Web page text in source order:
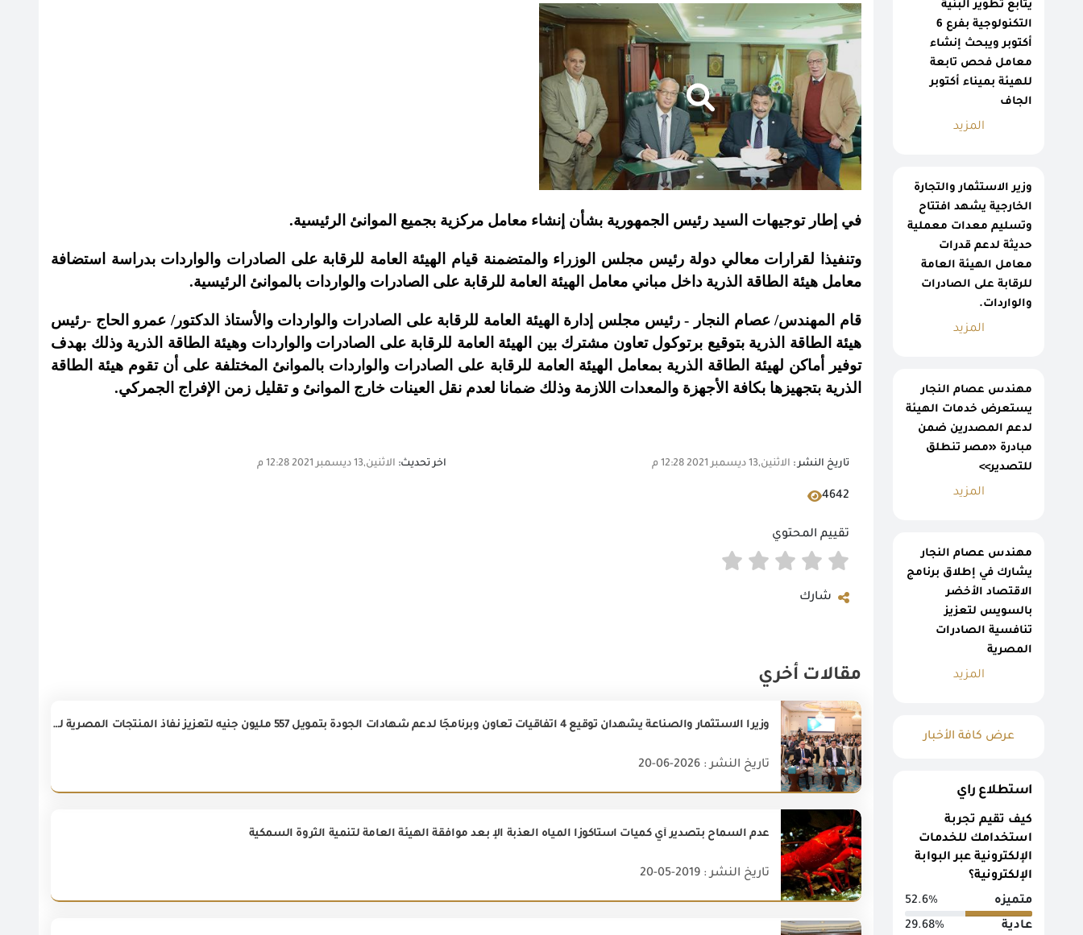
يتابع تطوير البنية
التكنولوجية بفرع 6
أكتوبر ويبحث إنشاء
معامل فحص تابعة
للهيئة بميناء أكتوبر
الجاف
المزيد
وزير الاستثمار والتجارة
الخارجية يشهد افتتاح
وتسليم معدات معملية
حديثة لدعم قدرات
معامل الهيئة العامة
للرقابة على الصادرات
والواردات.
المزيد
مهندس عصام النجار
يستعرض خدمات الهيئة
لدعم المصدرين ضمن
مبادرة «مصر تنطلق
للتصدير>>
المزيد
مهندس عصام النجار
يشارك في إطلاق برنامج
الاقتصاد الأخضر
بالسويس لتعزيز
تنافسية الصادرات
المصرية
المزيد
عرض كافة الأخبار
استطلاع راي
كيف تقيم تجربة
استخدامك للخدمات
الإلكترونية عبر البوابة
الإلكترونية؟
متميزه
52.6%
عادية
29.68%
في إطار توجيهات السيد رئيس الجمهورية بشأن إنشاء معامل مركزية بجميع الموانئ الرئيسية.
وتنفيذا لقرارات معالي دولة رئيس مجلس الوزراء والمتضمنة قيام الهيئة العامة للرقابة على الصادرات والواردات بدراسة استضافة
معامل هيئة الطاقة الذرية داخل مباني معامل الهيئة العامة للرقابة على الصادرات والواردات بالموانئ الرئيسية.
قام المهندس/ عصام النجار - رئيس مجلس إدارة الهيئة العامة للرقابة على الصادرات والواردات والأستاذ الدكتور/ عمرو الحاج -رئيس
هيئة الطاقة الذرية بتوقيع برتوكول تعاون مشترك بين الهيئة العامة للرقابة على الصادرات والواردات وهيئة الطاقة الذرية وذلك بهدف
توفير أماكن لهيئة الطاقة الذرية بمعامل الهيئة العامة للرقابة على الصادرات والواردات بالموانئ المختلفة على أن تقوم هيئة الطاقة
الذرية بتجهيزها بكافة الأجهزة والمعدات اللازمة وذلك ضمانا لعدم نقل العينات خارج الموانئ و تقليل زمن الإفراج الجمركي.
تاريخ النشر : الاثنين,13 ديسمبر 2021 12:28 م اخر تحديث: الاثنين,13 ديسمبر 2021 12:28 م
4642
تقييم المحتوي
شارك
مقالات أخري
وزيرا الاستثمار والصناعة يشهدان توقيع 4 اتفاقيات تعاون وبرنامجًا لدعم شهادات الجودة بتمويل 557 مليون جنيه لتعزيز نفاذ المنتجات المصرية للأسواق العالمية.
تاريخ النشر : 2026-06-20
عدم السماح بتصدير أي كميات استاكوزا المياه العذبة الإ بعد موافقة الهيئة العامة لتنمية الثروة السمكية
تاريخ النشر : 2019-05-20